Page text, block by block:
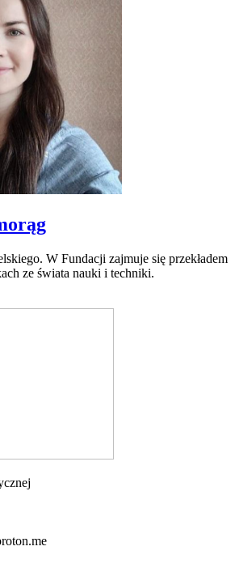
W Fundacji zajmuje się przekładem
ze świata nauki i techniki.